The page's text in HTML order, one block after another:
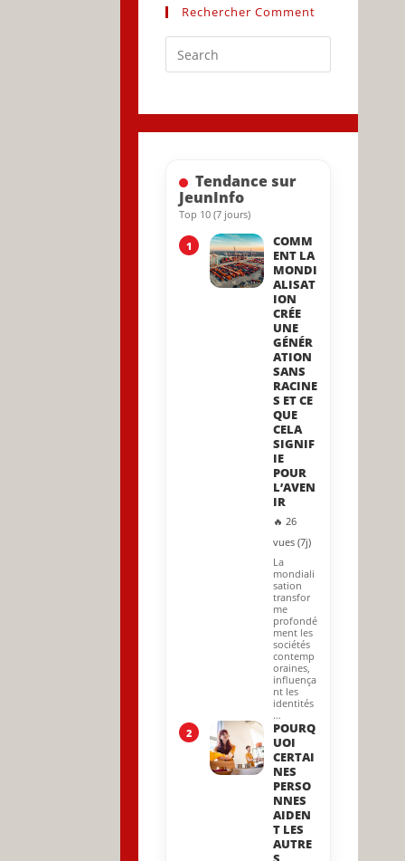
Rechercher Comment
Escape
close
the
Tendance sur
JeunInfo
Top 10 (7 jours)
1
COMM
ENT LA
MONDI
ALISAT
ION
CRÉE
UNE
GÉNÉR
ATION
SANS
RACINE
S ET CE
QUE
CELA
SIGNIF
IE
POUR
L’AVEN
IR
🔥 26
vues (7j)
La
mondiali
sation
transfor
me
profondé
ment les
sociétés
contemp
oraines,
influença
nt les
identités
…
2
POURQ
UOI
CERTAI
NES
PERSO
NNES
AIDEN
T LES
AUTRE